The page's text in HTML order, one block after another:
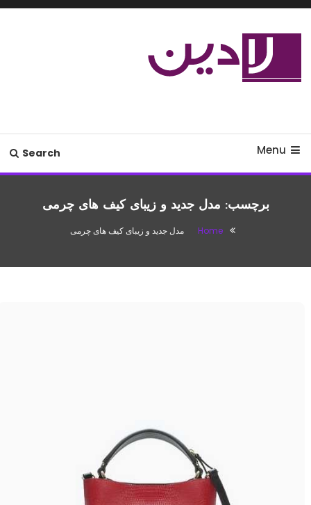
Skip
Menu
Search
برچسب: مدل جدید و زیبای کیف های چرمی
Home مدل جدید و زیبای کیف های چرمی